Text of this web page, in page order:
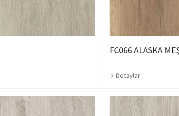
FC066 ALASKA
Detaylar